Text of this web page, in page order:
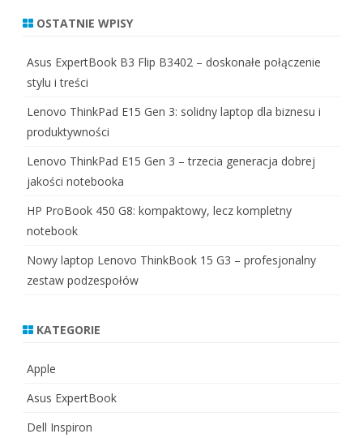
OSTATNIE WPISY
Asus ExpertBook B3 Flip B3402 – doskonałe połączenie
stylu i treści
Lenovo ThinkPad E15 Gen 3: solidny laptop dla biznesu i
produktywności
Lenovo ThinkPad E15 Gen 3 – trzecia generacja dobrej
jakości notebooka
HP ProBook 450 G8: kompaktowy, lecz kompletny
notebook
Nowy laptop Lenovo ThinkBook 15 G3 – profesjonalny
zestaw podzespołów
KATEGORIE
Apple
Asus ExpertBook
Dell Inspiron